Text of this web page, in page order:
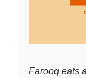
Farooq eats